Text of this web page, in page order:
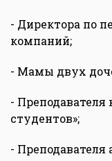
- Директора по
компаний;
- Мамы двух
- Преподавателя
студентов»;
-